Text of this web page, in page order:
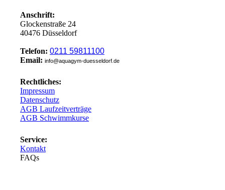
Anschrift:
Glockenstraße 24
40476 Düsseldorf
Telefon: 0211 59811100
Email: info@aquagym-duesseldorf.de
Rechtliches:
Impressum
Datenschutz
AGB Laufzeitverträge
AGB Schwimmkurse
Service:
Kontakt
FAQs